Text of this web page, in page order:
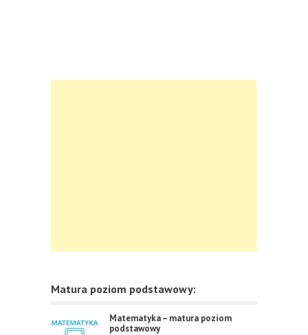
Matura poziom podstawowy:
Matematyka – matura poziom
podstawowy